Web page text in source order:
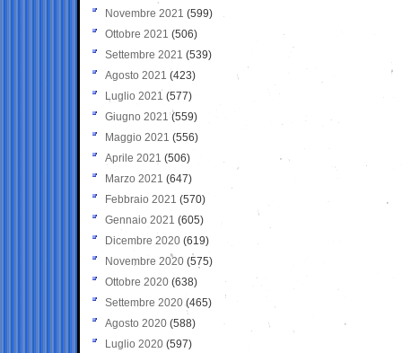
Novembre 2021 (599)
Ottobre 2021 (506)
Settembre 2021 (539)
Agosto 2021 (423)
Luglio 2021 (577)
Giugno 2021(559)
Maggio 2021 (556)
Aprile 2021 (506)
Marzo 2021 (647)
Febbraio 2021 (570)
Gennaio 2021 (605)
Dicembre 2020 (619)
Novembre 2020 (575)
Ottobre 2020 (638)
Settembre 2020(465)
Agosto 2020 (588)
Luglio 2020 (597)